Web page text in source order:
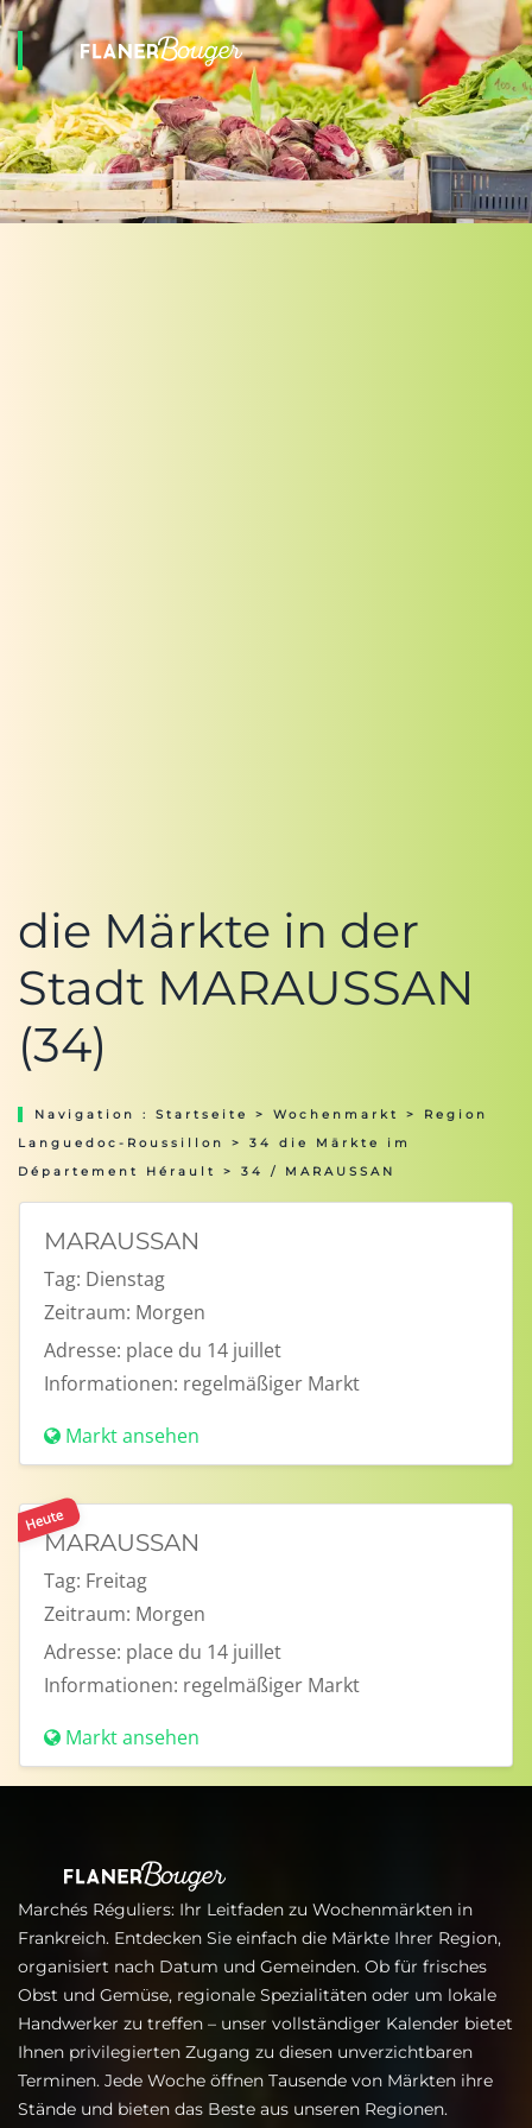
die Märkte in der
Stadt MARAUSSAN
(34)
Navigation : Startseite > Wochenmarkt > Region
Languedoc-Roussillon
> 34 die Märkte im
Département Hérault
> 34 / MARAUSSAN
MARAUSSAN
Tag: Dienstag
Zeitraum: Morgen
Adresse: place du 14 juillet
Informationen: regelmäßiger Markt
Markt ansehen
Heute
MARAUSSAN
Tag: Freitag
Zeitraum: Morgen
Adresse: place du 14 juillet
Informationen: regelmäßiger Markt
Markt ansehen
Marchés Réguliers: Ihr Leitfaden zu Wochenmärkten in
Frankreich. Entdecken Sie einfach die Märkte Ihrer Region,
organisiert nach Datum und Gemeinden. Ob für frisches
Obst und Gemüse, regionale Spezialitäten oder um lokale
Handwerker zu treffen – unser vollständiger Kalender bietet
Ihnen privilegierten Zugang zu diesen unverzichtbaren
Terminen. Jede Woche öffnen Tausende von Märkten ihre
Stände und bieten das Beste aus unseren Regionen.